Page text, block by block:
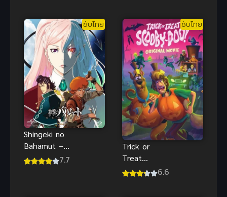
ซับไทย
Shingeki no
Bahamut –
Genesis (ซับ
7.7
ซับไทย
Trick or
Treat
ScoobyDoo!6.6